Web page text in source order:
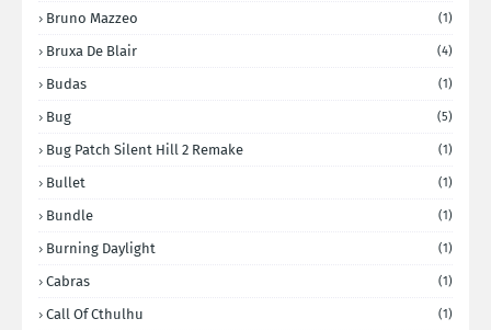
Bruno Mazzeo (1)
Bruxa De Blair (4)
Budas (1)
Bug (5)
Bug Patch Silent Hill 2 Remake (1)
Bullet (1)
Bundle (1)
Burning Daylight (1)
Cabras (1)
Call Of Cthulhu (1)